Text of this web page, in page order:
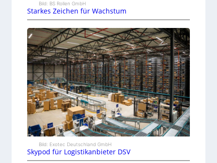
Bild: BS Rollen GmbH
Starkes Zeichen für Wachstum
Bild: Exotec Deutschland GmbH
Skypod für Logistikanbieter DSV